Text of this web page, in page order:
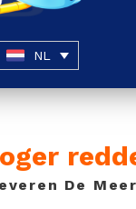
NL
De